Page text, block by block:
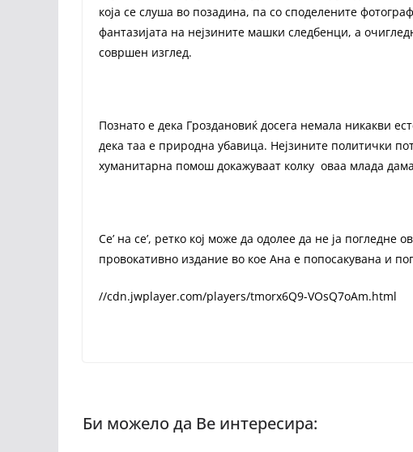
која се слуша во позадина, па со споделените
фантазијата на нејзините машки следбенци, а
совршен изглед.
Познато е дека Гроздановиќ досега немала никакви
дека таа е природна убавица. Нејзините политички
хуманитарна помош докажуваат колку оваа млада
Се’ на се’, ретко кој може да одолее да не ја погледне
провокативно издание во кое Ана е попосакувана и
//cdn.jwplayer.com/players/tmorx6Q9-VOsQ7oAm.html